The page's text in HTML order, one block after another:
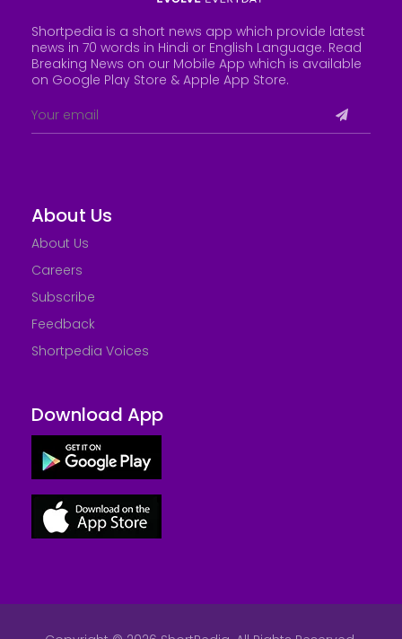
Shortpedia is a short news app which provide latest
news in 70 words in Hindi or English Language. Read
Breaking News on our Mobile App which is available
on Google Play Store & Apple App Store.
About Us
About Us
Careers
Subscribe
Feedback
Shortpedia Voices
Download App